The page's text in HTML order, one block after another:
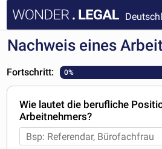
HOMEPAGE
DOKUMENTE
FAQ
KONTAKT
Nachweis eines
Fortschritt: 0%
Wie lautet die berufliche
Arbeitnehmers?